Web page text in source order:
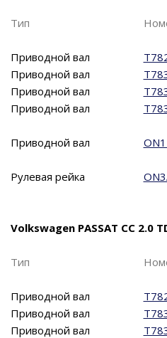
Тип
Приводной вал
Приводной вал
Приводной вал
Приводной вал
Приводной вал
Рулевая рейка
Volkswagen PASSAT CC 2.0
Тип
Приводной вал
Приводной вал
Приводной вал